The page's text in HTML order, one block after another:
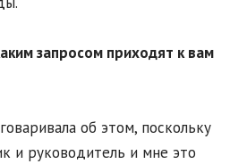
запросом приходят к вам
об этом, поскольку
и руководитель и мне это